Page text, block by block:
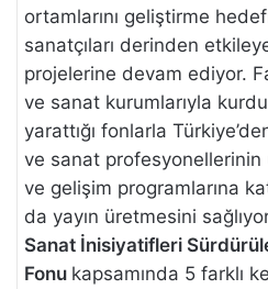
ortamlarını geliştirme
sanatçıları derinden
projelerine devam ediyor.
ve sanat kurumlarıyla
yarattığı fonlarla
ve sanat profesyonellerinin
ve gelişim programlarına
da yayın üretmesini
Sanat İnisiyatifleri
Fonu kapsamında 5 farklı